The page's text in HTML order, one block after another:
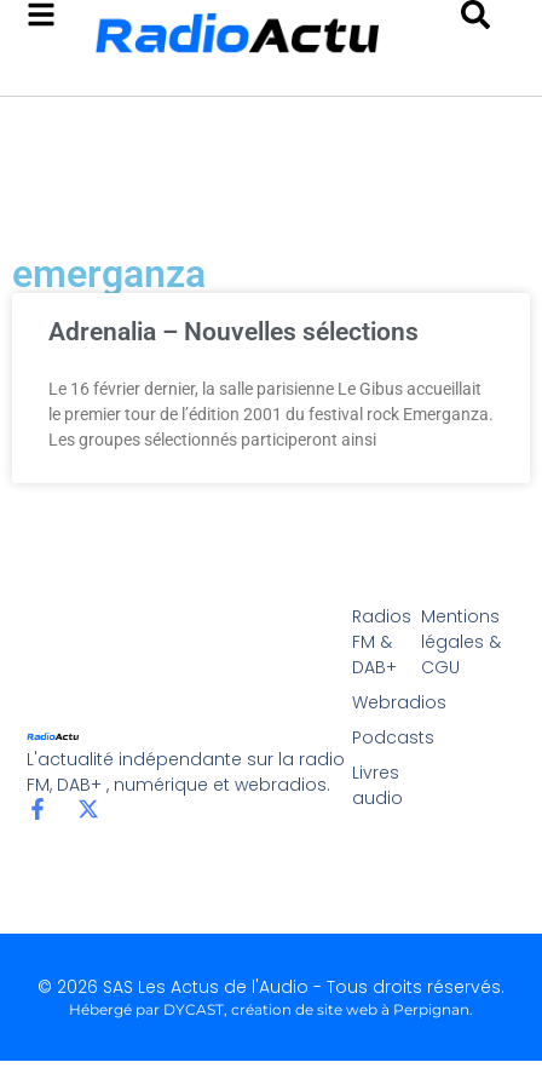
emerganza
Adrenalia – Nouvelles sélections
Le 16 février dernier, la salle parisienne Le Gibus accueillait
le premier tour de l’édition 2001 du festival rock Emerganza.
Les groupes sélectionnés participeront ainsi
L'actualité indépendante sur la radio
FM, DAB+ , numérique et webradios.
Radios
FM &
DAB+
Webradios
Podcasts
Livres
audio
Mentions
légales &
CGU
© 2026 SAS Les Actus de l'Audio - Tous droits réservés.
Hébergé par DYCAST, création de site web à Perpignan.